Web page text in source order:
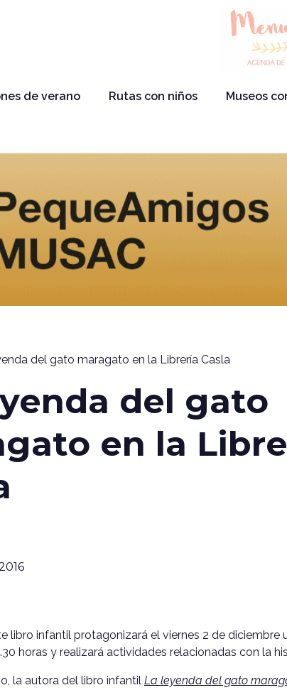
de verano Rutas con niños Museos
del gato maragato en la Librería Casla
del gato
en la
libro infantil protagonizará el viernes 2 de diciembre
horas y realizará actividades relacionadas con la
la autora del libro infantil La leyenda del gato